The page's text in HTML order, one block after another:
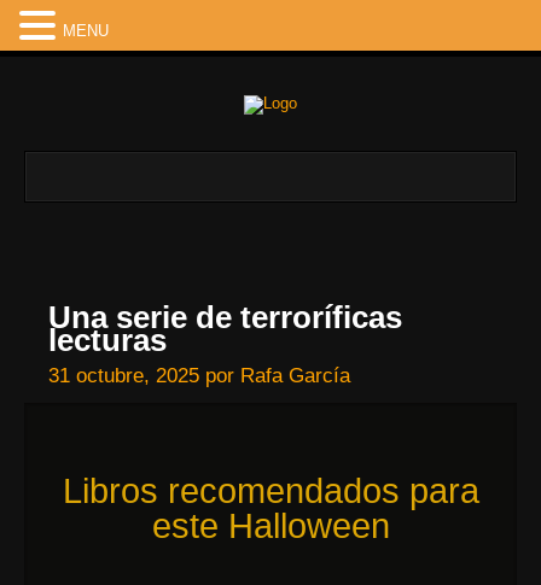
Una serie de terroríficas
lecturas
31 octubre, 2025 por Rafa García
Libros recomendados para
este Halloween
MENU